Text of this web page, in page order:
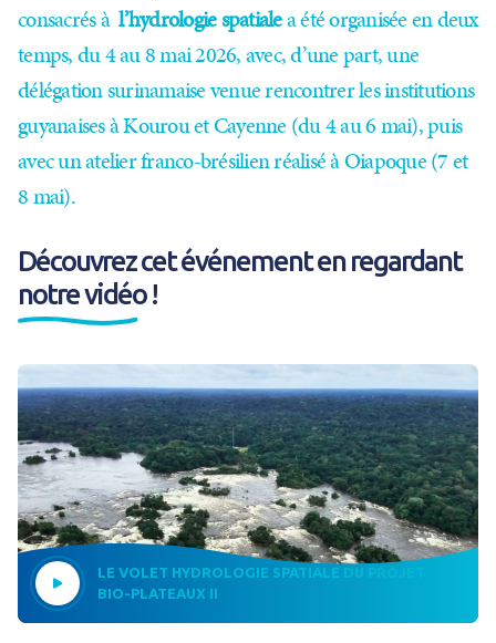
consacrés àl’hydrologie spatialea été organisée en deux
temps, du 4 au 8 mai 2026, avec, d’une part, une
délégation surinamaise venue rencontrer les institutions
guyanaises à Kourou et Cayenne (du 4 au 6 mai), puis
avec un atelier franco-brésilien réalisé à Oiapoque (7 et
8 mai).
Découvrez cet événement en regardant
notre vidéo !
LE VOLET HYDROLOGIE SPATIALE DU PROJET
BIO-PLATEAUX II